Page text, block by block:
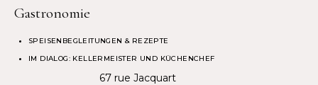
Gastronomie
SPEISENBEGLEITUNGEN & REZEPTE
IM DIALOG: KELLERMEISTER UND KÜCHENCHEF
67 rue Jacquart